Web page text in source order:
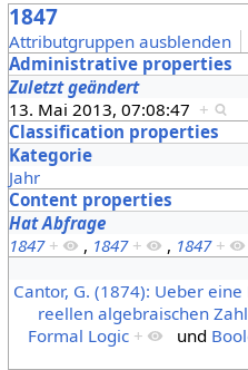
1847
Attributgruppen ausblenden
Administrative properties
Zuletzt geändert
13. Mai 2013, 07:08:47 +
Classification properties
Kategorie
Jahr
Content properties
Hat Abfrage
1847 + , 1847 + , 1847 +
Cantor, G. (1874): Ueber
reellen algebraischen
Formal Logic + und